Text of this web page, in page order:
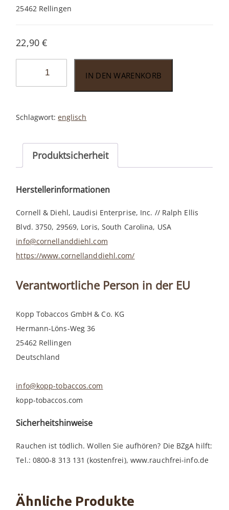
25462 Rellingen
22,90 €
57gr.
IN DEN WARENKORB
Schlagwort:englisch
Produktsicherheit
Herstellerinformationen
Cornell & Diehl, Laudisi Enterprise, Inc. // Ralph Ellis
Blvd. 3750, 29569, Loris, South Carolina, USA
info@cornellanddiehl.com
https://www.cornellanddiehl.com/
Verantwortliche Person in der EU
Kopp Tobaccos GmbH & Co. KG
Hermann-Löns-Weg 36
25462 Rellingen
Deutschland
info@kopp-tobaccos.com
kopp-tobaccos.com
Sicherheitshinweise
Rauchen ist tödlich. Wollen Sie aufhören? Die BZgA hilft:
Tel.: 0800-8 313 131 (kostenfrei), www.rauchfrei-info.de
Ähnliche Produkte